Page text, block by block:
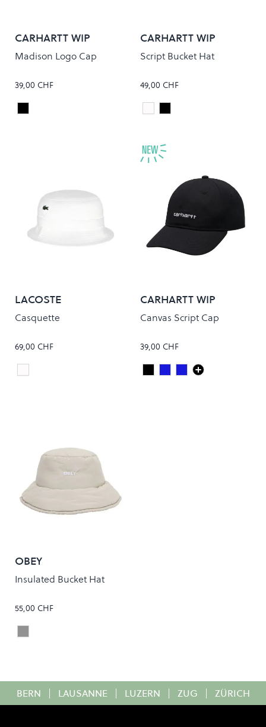
CARHARTT WIP
Madison Logo Cap
39,00 CHF
Colour
Black/White
CARHARTT WIP
Script Bucket Hat
49,00 CHF
Colour
White/Black
Black/White
LACOSTE
Casquette
69,00 CHF
Colour
Blanc
CARHARTT WIP
Canvas Script Cap
39,00 CHF
Colour
Black/White
JUPITER/WHITE
DEEP NIGHT/
OBEY
Insulated Bucket Hat
55,00 CHF
Colour
Silver Grey
BERN | LAUSANNE | LUZERN | ZUG | ZÜRICH